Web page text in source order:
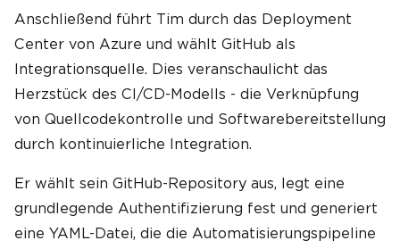
Anschließend führt Tim durch das Deployment
Center von Azure und wählt GitHub als
Integrationsquelle. Dies veranschaulicht das
Herzstück des CI/CD-Modells - die Verknüpfung
von Quellcodekontrolle und Softwarebereitstellung
durch kontinuierliche Integration.
Er wählt sein GitHub-Repository aus, legt eine
grundlegende Authentifizierung fest und generiert
eine YAML-Datei, die die Automatisierungspipeline